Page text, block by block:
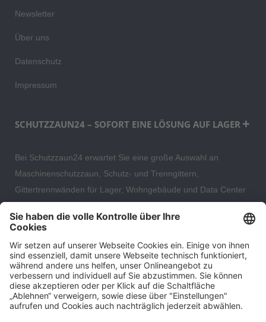
Newsletter
Über uns
Datenschutz
Impressum
SCHUTZZAUN24 – SOFORT EINE LÖSUNG AUF LAGER
Bei Schutzzaun24 erwartet Sie eine große Auswahl an
Maschinenschutzzaun, Schutz- und Trenngittern,
Gittertrennwänden für Lager, Wohngebäude und Data Center
hochwertige Gartenzäune und Zaunsysteme für die sichere
öffentlichen Grundstücken. Darüber hinaus finden Sie bei uns
Produkte der Betriebsausstattung, wie Absperrtechnik,
Transportgeräte, Verkehrssicherung sowie Bau- und
Eventsicherung.